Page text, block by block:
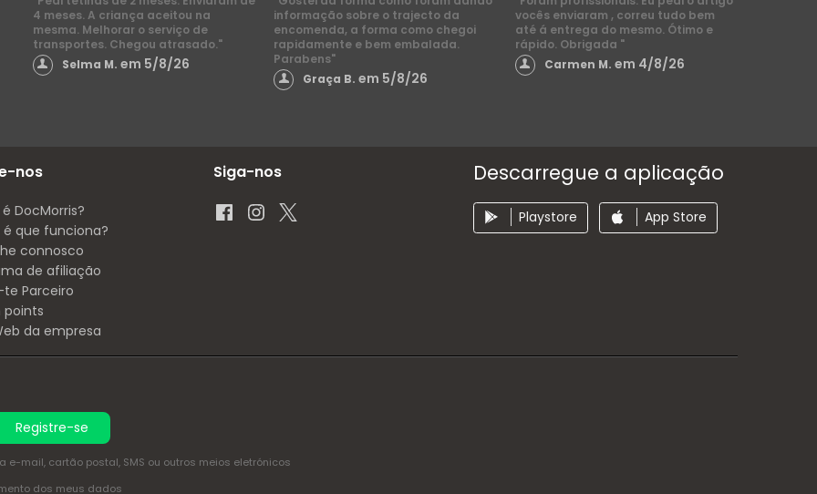
4 meses. A criança aceitou na
mesma. Melhorar o serviço de
transportes. Chegou atrasado."
Selma M. em 5/8/26
informação sobre o trajecto da
encomenda, a forma como chegoi
rapidamente e bem embalada.
Parabens"
Graça B.em 5/8/26
vocês enviaram , correu tudo bem
até á entrega do mesmo. Ótimo e
rápido. Obrigada "
Carmen M. em 4/8/26
nos
DocMorris?
que funciona?
connosco
de afiliação
Parceiro
points
da empresa
Siga-nos Descarregue a aplicação
Playstore App Store
Registre-se
mail, cartão postal, SMS ou outros meios eletrónicos
dos meus dados